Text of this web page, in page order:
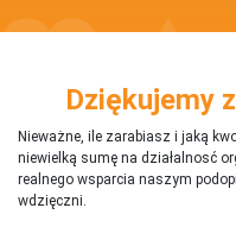
Dziękujemy
Nieważne, ile zarabiasz i jaką
niewielką sumę na działalnosć
realnego wsparcia naszym
wdzięczni.